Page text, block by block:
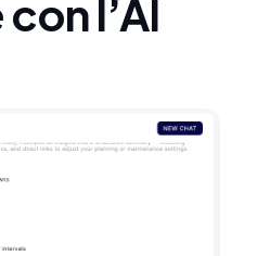
l’AI